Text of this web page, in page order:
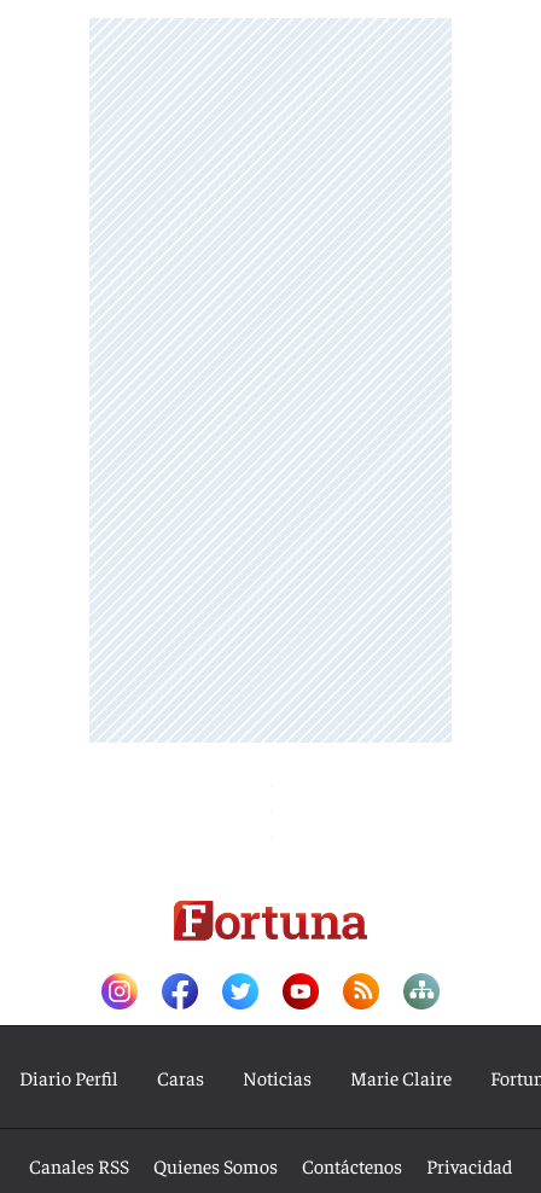
Diario Perfil Caras Noticias Marie Claire
Canales RSS Quienes Somos Contáctenos Privacidad